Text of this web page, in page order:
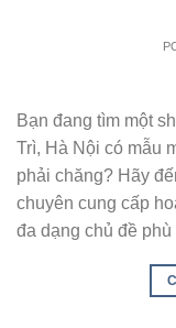
Bạn đang tìm một
Trì, Hà Nội có mẫu
phải chăng? Hãy
chuyên cung cấp
đa dạng chủ đề